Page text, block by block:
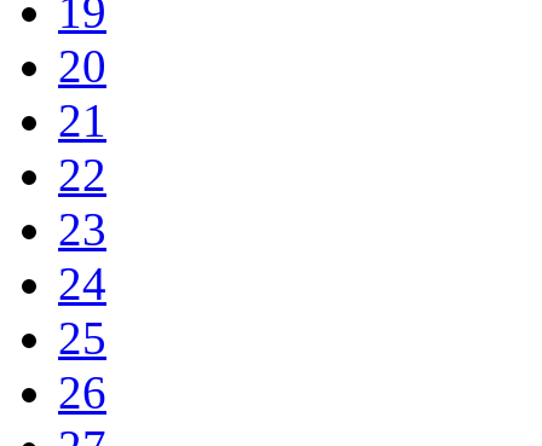
19
20
21
22
23
24
25
26